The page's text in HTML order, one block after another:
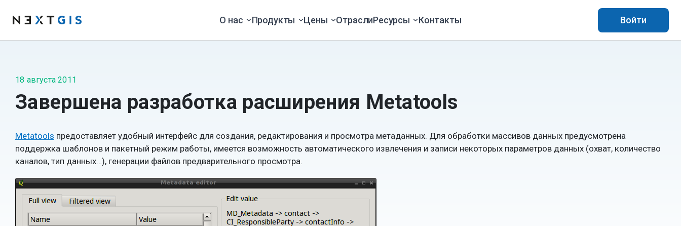
О нас Продукты Цены ОтраслиРесурсы Контакты Войти
18 августа 2011
Завершена разработка расширения Metatools
Metatools предоставляет удобный интерфейс для создания, редактирования и просмотра метаданных. Для обработки массивов данных предусмотрена
поддержка шаблонов и пакетный режим работы, имеется возможность автоматического извлечения и записи некоторых параметров данных (охват, количество
каналов, тип данных…), генерации файлов предварительного просмотра.